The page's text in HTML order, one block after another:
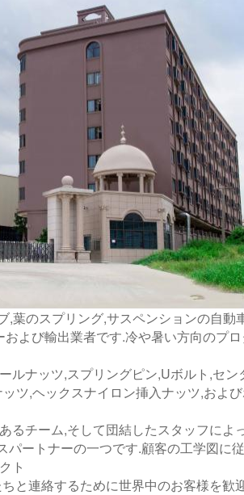
葉のスプリング,サスペンションの自動
よび輸出業者です.冷や暑い方向のプロ
ルナッツ,スプリングピン,Uボルト,セン
ツ,ヘックスナイロン挿入ナッツ,およ
るチーム,そして団結したスタッフによ
ートナーの一つです.顧客の工学図に
ト
と連絡するために世界中のお客様を歓